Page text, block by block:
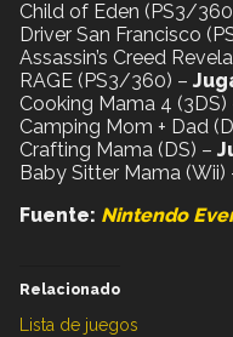
Child of Eden (PS3/
Driver San Francisco
Assassin’s Creed
RAGE (PS3/360) –
Cooking Mama 4 (3DS)
Camping Mom + Dad
Crafting Mama (DS) –
Baby Sitter Mama (Wii)
Fuente: Nintendo
Relacionado
Lista de juegos